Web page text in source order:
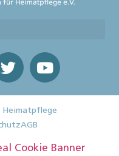
Heimatpflege
AGB
Cookie Banner